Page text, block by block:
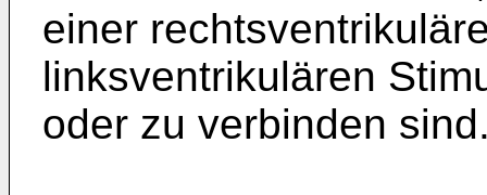
einer
linksventrikulären
oder zu verbinden